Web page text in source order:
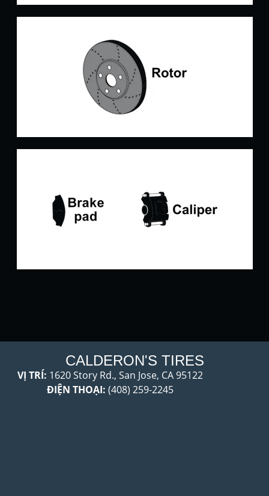
CALDERON'S TIRES
VỊ TRÍ: 1620 Story Rd., San Jose, CA 95122
ĐIỆN THOẠI: (408) 259-2245